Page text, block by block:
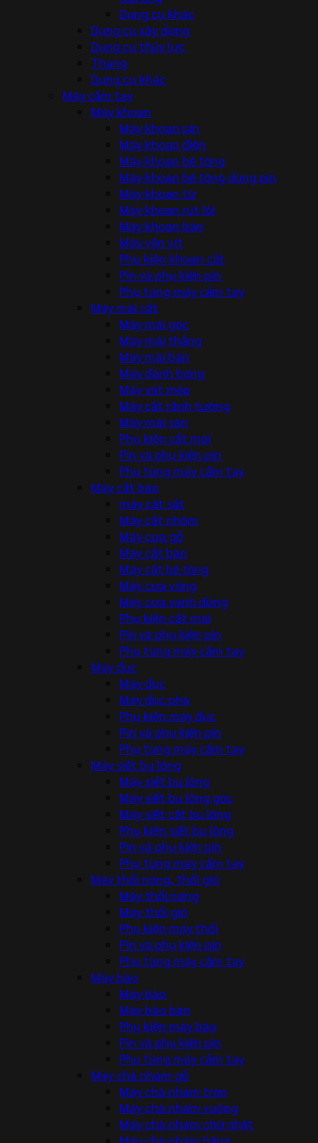
Dụng cụ khác
Dụng cụ xây dựng
Dụng cụ thủy lực
Thang
Dụng cụ khác
Máy cầm tay
Máy khoan
Máy khoan pin
Máy khoan điện
Máy khoan bê tông
Máy khoan bê tông dùng pin
Máy khoan từ
Máy khoan rút lõi
Máy khoan bàn
Máy vặn vít
Phụ kiện khoan cắt
Pin và phụ kiện pin
Phụ tùng máy cầm tay
Máy mài cắt
Máy mài góc
Máy mài thẳng
Máy mài bàn
Máy đánh bóng
Máy vát mép
Máy cắt rãnh tường
Máy mài sàn
Phụ kiện cắt mài
Pin và phụ kiện pin
Phụ tùng máy cầm tay
Máy cắt bàn
máy cắt sắt
Máy cắt nhôm
Máy cưa gỗ
Máy cắt bàn
Máy cắt bê tông
Máy cưa vòng
Máy cưa vanh đứng
Phụ kiện cắt mài
Pin và phụ kiện pin
Phụ tùng máy cầm tay
Máy đục
Máy đục
Máy đục phá
Phụ kiện máy đục
Pin và phụ kiện pin
Phụ tùng máy cầm tay
Máy siết bu lông
Máy siết bu lông
Máy siết bu lông góc
Máy siết cắt bu lông
Phụ kiện siết bu lông
Pin và phụ kiện pin
Phụ tùng máy cầm tay
Máy thổi nóng, thổi gió
Máy thổi nóng
Máy thổi gió
Phụ kiện máy thổi
Pin và phụ kiện pin
Phụ tùng máy cầm tay
Máy bào
Máy bào
Máy bào bàn
Phụ kiện máy bào
Pin và phụ kiện pin
Phụ tùng máy cầm tay
Máy chà nhám gỗ
Máy chà nhám tròn
Máy chà nhám vuông
Máy chà nhám chữ nhật
Máy chà nhám băng